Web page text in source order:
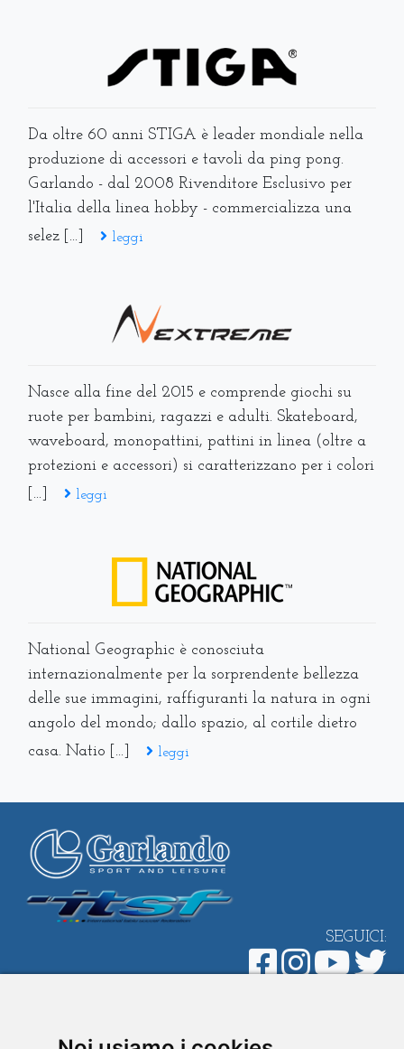
Da oltre 60 anni STIGA è leader mondiale nella
produzione di accessori e tavoli da ping pong.
Garlando - dal 2008 Rivenditore Esclusivo per
l'Italia della linea hobby - commercializza una
selez [...]
leggi
Nasce alla fine del 2015 e comprende giochi su
ruote per bambini, ragazzi e adulti. Skateboard,
waveboard, monopattini, pattini in linea (oltre a
protezioni e accessori) si caratterizzano per i colori
[...]
leggi
National Geographic è conosciuta
internazionalmente per la sorprendente bellezza
delle sue immagini, raffiguranti la natura in ogni
angolo del mondo; dallo spazio, al cortile dietro
casa. Natio [...]
leggi
SEGUICI:
Play&Communicate
/ Design & Style